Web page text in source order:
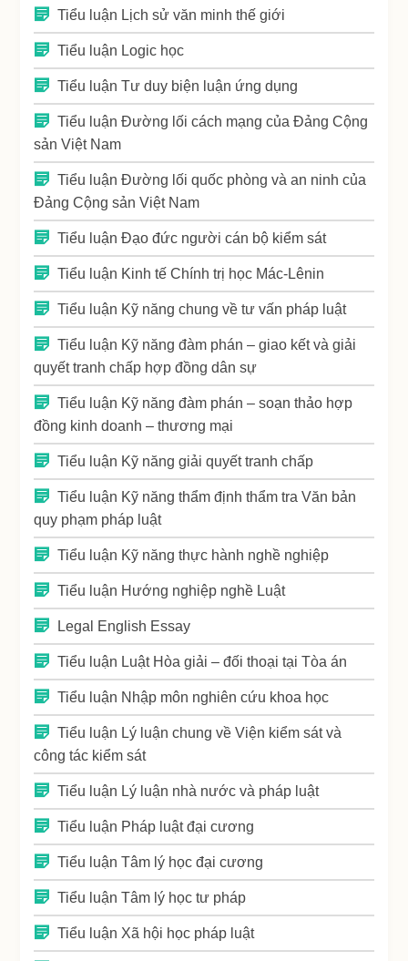
Tiểu luận Lịch sử văn minh thế giới
Tiểu luận Logic học
Tiểu luận Tư duy biện luận ứng dụng
Tiểu luận Đường lối cách mạng của Đảng Cộng
sản Việt Nam
Tiểu luận Đường lối quốc phòng và an ninh của
Đảng Cộng sản Việt Nam
Tiểu luận Đạo đức người cán bộ kiểm sát
Tiểu luận Kinh tế Chính trị học Mác-Lênin
Tiểu luận Kỹ năng chung về tư vấn pháp luật
Tiểu luận Kỹ năng đàm phán – giao kết và giải
quyết tranh chấp hợp đồng dân sự
Tiểu luận Kỹ năng đàm phán – soạn thảo hợp
đồng kinh doanh – thương mại
Tiểu luận Kỹ năng giải quyết tranh chấp
Tiểu luận Kỹ năng thẩm định thẩm tra Văn bản
quy phạm pháp luật
Tiểu luận Kỹ năng thực hành nghề nghiệp
Tiểu luận Hướng nghiệp nghề Luật
Legal English Essay
Tiểu luận Luật Hòa giải – đối thoại tại Tòa án
Tiểu luận Nhập môn nghiên cứu khoa học
Tiểu luận Lý luận chung về Viện kiểm sát và
công tác kiểm sát
Tiểu luận Lý luận nhà nước và pháp luật
Tiểu luận Pháp luật đại cương
Tiểu luận Tâm lý học đại cương
Tiểu luận Tâm lý học tư pháp
Tiểu luận Xã hội học pháp luật